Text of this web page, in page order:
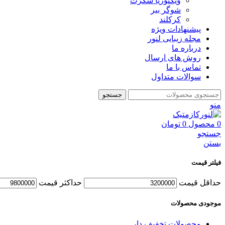
شوگر بير
کرکلند
پیشنهادات ویژه
مجله زیبایی لنور
درباره ما
روش های ارسال
تماس با ما
سوالات متداول
جستجو
منو
0 محصول 0 تومان
جستجو
بستن
فیلتر قیمت
حداقل قیمت حداكثر قيمت
موجودی محصولات